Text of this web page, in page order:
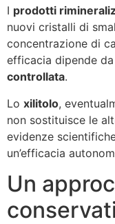
I prodotti
nuovi cristalli di
concentrazione di
efficacia dipende da
controllata.
Lo xilitolo,
non sostituisce le
evidenze
un’efficacia
Un